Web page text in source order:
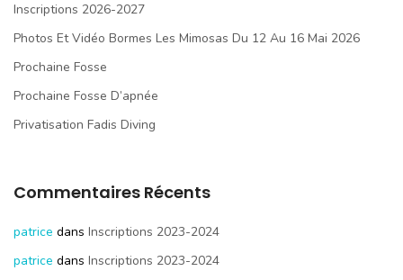
Inscriptions 2026-2027
Photos Et Vidéo Bormes Les Mimosas Du 12 Au 16 Mai 2026
Prochaine Fosse
Prochaine Fosse D’apnée
Privatisation Fadis Diving
Commentaires Récents
patrice dans Inscriptions 2023-2024
patrice dans Inscriptions 2023-2024